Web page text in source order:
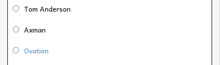
Tom Anderson
Axman
Ovation